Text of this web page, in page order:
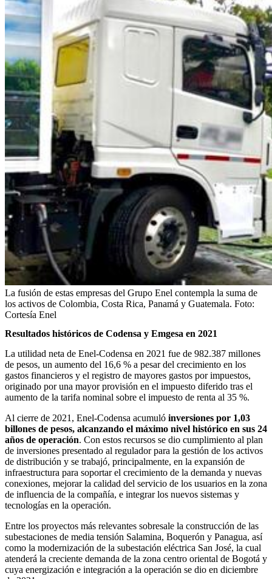
La fusión de estas empresas del Grupo Enel contempla la suma de
los activos de Colombia, Costa Rica, Panamá y Guatemala. Foto:
Cortesía Enel
Resultados históricos de Codensa y Emgesa en 2021
La utilidad neta de Enel-Codensa en 2021 fue de 982.387 millones
de pesos, un aumento del 16,6 % a pesar del crecimiento en los
gastos financieros y el registro de mayores gastos por impuestos,
originado por una mayor provisión en el impuesto diferido tras el
aumento de la tarifa nominal sobre el impuesto de renta al 35 %.
Al cierre de 2021, Enel-Codensa acumuló inversiones por 1,03
billones de pesos, alcanzando el máximo nivel histórico en sus 24
años de operación. Con estos recursos se dio cumplimiento al plan
de inversiones presentado al regulador para la gestión de los activos
de distribución y se trabajó, principalmente, en la expansión de
infraestructura para soportar el crecimiento de la demanda y nuevas
conexiones, mejorar la calidad del servicio de los usuarios en la zona
de influencia de la compañía, e integrar los nuevos sistemas y
tecnologías en la operación.
Entre los proyectos más relevantes sobresale la construcción de las
subestaciones de media tensión Salamina, Boquerón y Panagua, así
como la modernización de la subestación eléctrica San José, la cual
atenderá la creciente demanda de la zona centro oriental de Bogotá y
cuya energización e integración a la operación se dio en diciembre